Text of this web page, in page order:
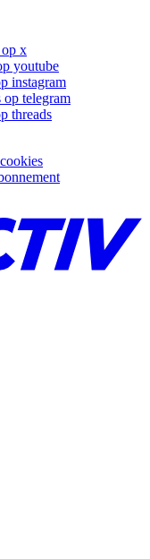
x
youtube
instagram
op telegram
threads